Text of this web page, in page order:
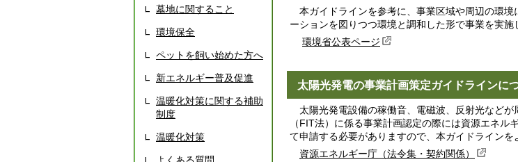
墓地に関すること
環境保全
ペットを飼い始めた方へ
新エネルギー普及促進
温暖化対策に関する補助
制度
温暖化対策
本ガイドラインを参考に、事業区域や周辺の環
ーションを図りつつ環境と調和した形で事業を実施
環境省公表ページ
太陽光発電の事業計画策定ガイドラインに
太陽光発電設備の稼働音、電磁波、反射光など
（FIT法）に係る事業計画認定の際には資源エネ
て申請する必要がありますので、本ガイドラインを
資源エネルギー庁（法令集・契約関係）